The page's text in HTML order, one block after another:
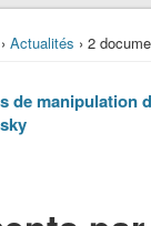
› Actualités › 2
de manipulation